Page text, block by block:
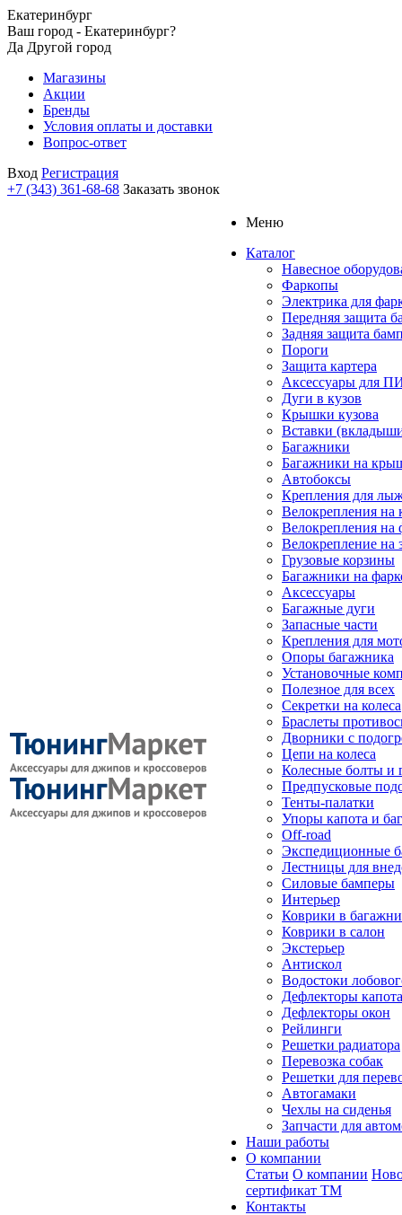
Екатеринбург
Ваш город - Екатеринбург?
Да Другой город
Магазины
Акции
Бренды
Условия оплаты и доставки
Вопрос-ответ
Вход Регистрация
+7 (343) 361-68-68 Заказать звонок
Меню
Каталог
Навесное
Фаркопы
Электрика для
Передняя защита
Задняя защита
Пороги
Защита картера
Аксессуары для
Дуги в кузов
Крышки кузова
Вставки
Багажники
Багажники на
Автобоксы
Крепления для
Велокрепления
Велокрепления на
Велокрепление на
Грузовые корзины
Багажники на
Аксессуары
Багажные дуги
Запасные части
Крепления для
Опоры багажника
Установочные
Полезное для всех
Секретки на колеса
Браслеты
Дворники с
Цепи на колеса
Колесные болты и
Предпусковые
Тенты-палатки
Упоры капота и
Off-road
Экспедиционные
Лестницы для
Силовые бамперы
Интерьер
Коврики в
Коврики в салон
Экстерьер
Антискол
Водостоки
Дефлекторы капота
Дефлекторы окон
Рейлинги
Решетки радиатора
Перевозка собак
Решетки для
Автогамаки
Чехлы на сиденья
Запчасти для
Наши работы
О компании
Статьи О компании
сертификат ТМ
Контакты